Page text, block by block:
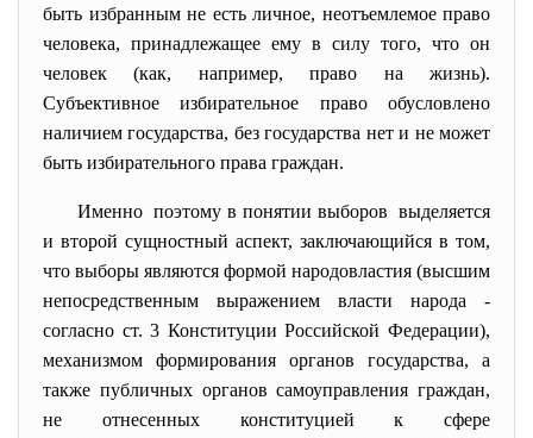
быть избранным не есть личное, неотъемлемое право
человека, принадлежащее ему в силу того, что он
человек (как, например, право на жизнь).
Субъективное избирательное право обусловлено
наличием государства, без государства нет и не может
быть избирательного права граждан.
Именно поэтому в понятии выборов выделяется
и второй сущностный аспект, заключающийся в том,
что выборы являются формой народовластия (высшим
непосредственным выражением власти народа -
согласно ст. 3 Конституции Российской Федерации),
механизмом формирования органов государства, а
также публичных органов самоуправления граждан,
не отнесенных конституцией к сфере